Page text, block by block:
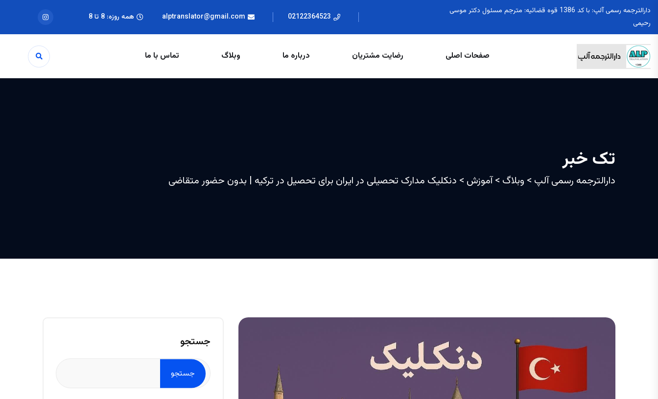
دارالترجمه رسمی آلپ: با کد 1386 قوه قضائیه: مترجم مسئول دکتر موسی
رحیمی
02122364523
alptranslator@gmail.com همه روزه: 8 تا 8
صفحات اصلی رضایت مشتریان درباره ما وبلاگ تماس با ما
تک خبر
دارالترجمه رسمی آلپ > وبلاگ >آموزش > دنکلیک مدارک تحصیلی در ایران برای تحصیل در ترکیه | بدون حضور متقاضی
جستجو
جستجو